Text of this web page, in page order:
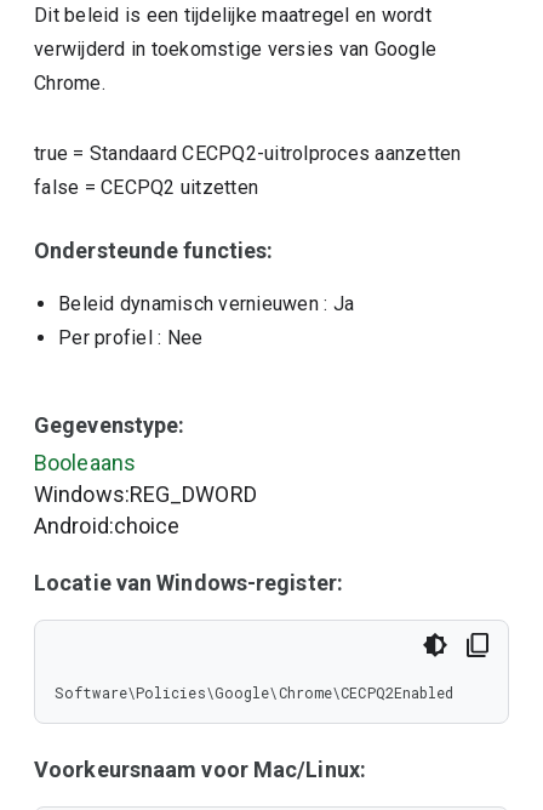
Dit beleid is een tijdelijke maatregel en wordt
verwijderd in toekomstige versies van Google
Chrome.
true = Standaard CECPQ2-uitrolproces aanzetten
false =CECPQ2 uitzetten
Ondersteunde functies:
Beleid dynamisch vernieuwen : Ja
Per profiel : Nee
Gegevenstype:
Booleaans
Windows:REG_DWORD
Android:choice
Locatie van Windows-register:
Software\Policies\Google\Chrome\CECPQ2Enabled
Voorkeursnaam voor Mac/Linux: